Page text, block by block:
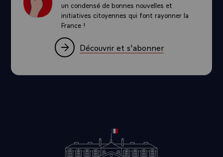
un condensé de bonnes nouvelles et
initiatives citoyennes qui font rayonner la
France !
Découvrir et s'abonner